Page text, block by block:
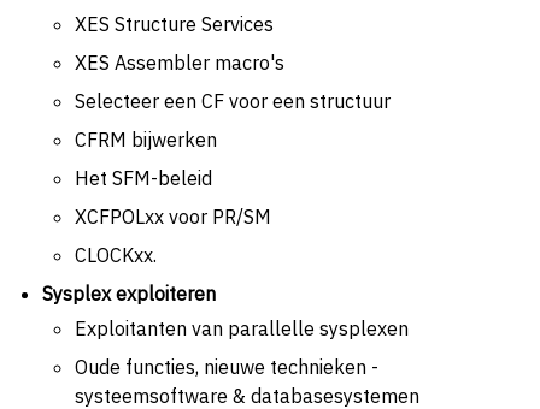
XES Structure Services
XES Assembler macro's
Selecteer een CF voor een structuur
CFRM bijwerken
Het SFM-beleid
XCFPOLxx voor PR/SM
CLOCKxx.
Sysplex exploiteren
Exploitanten van parallelle sysplexen
Oude functies, nieuwe technieken -
systeemsoftware & databasesystemen